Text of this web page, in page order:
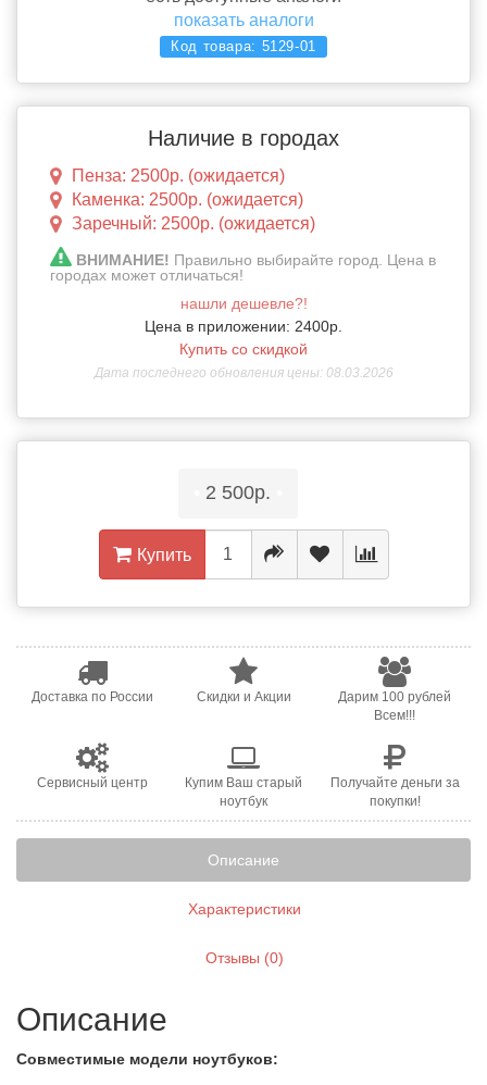
показать аналоги
Код товара: 5129-01
Наличие в городах
Пенза: 2500р. (ожидается)
Каменка: 2500р. (ожидается)
Заречный: 2500р. (ожидается)
ВНИМАНИЕ! Правильно выбирайте город. Цена в
городах может отличаться!
нашли дешевле?!
Цена в приложении: 2400р.
Купить со скидкой
Дата последнего обновления цены: 08.03.2026
2 500р.
Купить
Доставка по России Скидки и Акции
Дарим 100 рублей
Всем!!!
Сервисный центр
Купим Ваш старый
ноутбук
Получайте деньги за
покупки!
Описание
Характеристики
Отзывы (0)
Описание
Совместимые модели ноутбуков: